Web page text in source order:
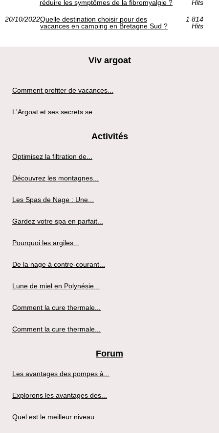
réduire les symptômes de la fibromyalgie ?
Hits
20/10/2022Quelle destination choisir pour des
vacances en camping en Bretagne Sud ?
1 814
Hits
Viv argoat
Comment profiter de vacances...
L'Argoat et ses secrets se...
Activités
Optimisez la filtration de...
Découvrez les montagnes...
Les Spas de Nage : Une...
Gardez votre spa en parfait...
Pourquoi les argiles...
De la nage à contre-courant...
Lune de miel en Polynésie...
Comment la cure thermale...
Comment la cure thermale...
Forum
Les avantages des pompes à...
Explorons les avantages des...
Quel est le meilleur niveau...